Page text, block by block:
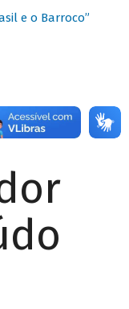
e o Barroco”